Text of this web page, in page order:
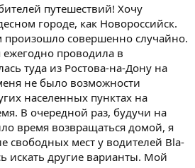
путешествий! Хочу
городе, как Новороссийск.
произошло совершенно случайно.
проводила в
туда из Ростова-на-Дону на
не было возможности
населенных пунктах на
В очередной раз, будучи на
время возвращаться домой, я
свободных мест у водителей Bla-
искать другие варианты. Мой